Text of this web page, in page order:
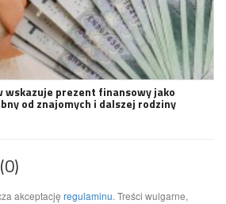
wskazuje prezent finansowy jako
od znajomych i dalszej rodziny
akceptację regulaminu. Treści wulgarne,